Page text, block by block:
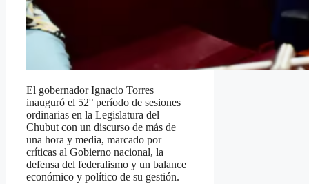
El gobernador Ignacio Torres
inauguró el 52° período de sesiones
ordinarias en la Legislatura del
Chubut con un discurso de más de
una hora y media, marcado por
críticas al Gobierno nacional, la
defensa del federalismo y un balance
económico y político de su gestión.